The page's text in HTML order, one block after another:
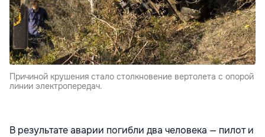
Причиной крушения стало столкновение вертолета с опорой
линии электропередач.
В результате аварии погибли два человека — пилот и